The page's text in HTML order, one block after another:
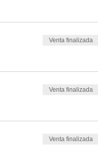
posturas de torsiones,
de diferentes
Venta finalizada
Venta finalizada
Venta finalizada